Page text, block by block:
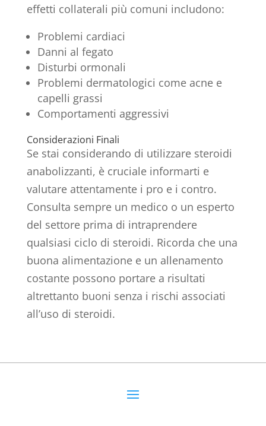
effetti collaterali più comuni includono:
Problemi cardiaci
Danni al fegato
Disturbi ormonali
Problemi dermatologici come acne e
capelli grassi
Comportamenti aggressivi
Considerazioni Finali
Se stai considerando di utilizzare steroidi
anabolizzanti, è cruciale informarti e
valutare attentamente i pro e i contro.
Consulta sempre un medico o un esperto
del settore prima di intraprendere
qualsiasi ciclo di steroidi. Ricorda che una
buona alimentazione e un allenamento
costante possono portare a risultati
altrettanto buoni senza i rischi associati
all’uso di steroidi.